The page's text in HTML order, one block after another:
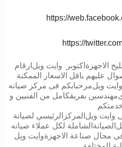
https://
https://
ارقام وايت ويل اكتوبر الاجهزة
عليهم باقل الاسعار الممكنة
مرحبابكم فى مركز صيانهوايت ويل
بفريقكامل من الفنيين و مهندسين
المركزالرئيسي لصيانة وايت ويل
الصيانةالشاملة لكل عملاء صيانه
وايت ويلمجال صناعة الاجهزة